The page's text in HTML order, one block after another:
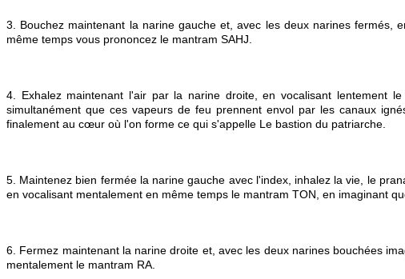
3. Bouchez maintenant la narine gauche et, avec les deux narines
même temps vous prononcez le mantram SAHJ.
4. Exhalez maintenant l'air par la narine droite, en vocalisant lentement
simultanément que ces vapeurs de feu prennent envol par les canaux
finalement au cœur où l'on forme ce qui s'appelle Le bastion du patriarche.
5. Maintenez bien fermée la narine gauche avec l'index, inhalez la vie, le
en vocalisant mentalement en même temps le mantram TON, en imaginant
6. Fermez maintenant la narine droite et, avec les deux narines bouchées
mentalement le mantram RA.